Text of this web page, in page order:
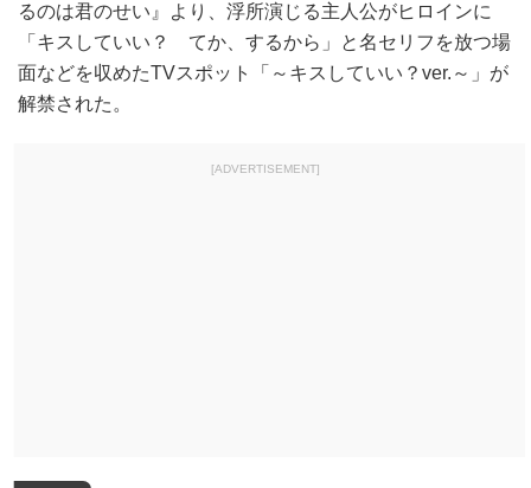
るのは君のせい』より、浮所演じる主人公がヒロインに
「キスしていい？ てか、するから」と名セリフを放つ場
面などを収めたTVスポット「～キスしていい？ver.～」が
解禁された。
[ADVERTISEMENT]